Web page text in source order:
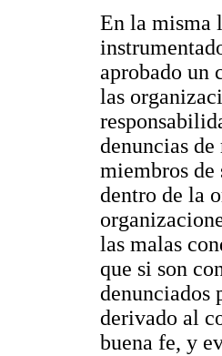
En la misma
aprobado un
las
denuncias
miembros de
dentro de la
las malas
que si son
denunciados
derivado al
buena fe, y